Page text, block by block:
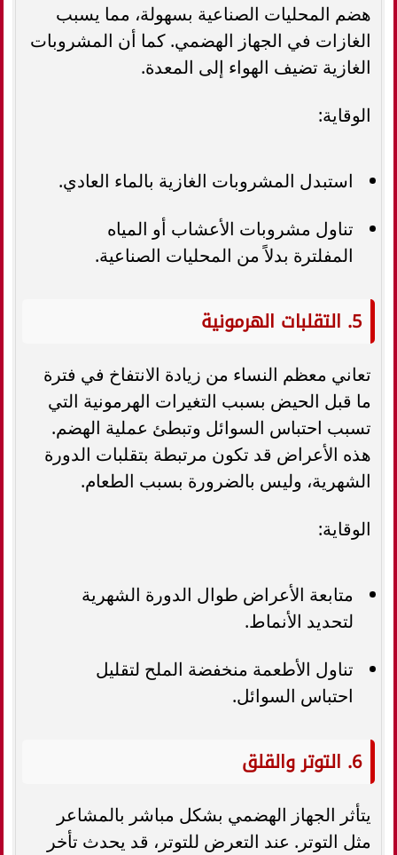
هضم المحليات الصناعية بسهولة، مما يسبب
الغازات في الجهاز الهضمي. كما أن المشروبات
الغازية تضيف الهواء إلى المعدة.
الوقاية:
استبدل المشروبات الغازية بالماء العادي.
تناول مشروبات الأعشاب أو المياه
المفلترة بدلاً من المحليات الصناعية.
5. التقلبات الهرمونية
تعاني معظم النساء من زيادة الانتفاخ في فترة
ما قبل الحيض بسبب التغيرات الهرمونية التي
تسبب احتباس السوائل وتبطئ عملية الهضم.
هذه الأعراض قد تكون مرتبطة بتقلبات الدورة
الشهرية، وليس بالضرورة بسبب الطعام.
الوقاية:
متابعة الأعراض طوال الدورة الشهرية
لتحديد الأنماط.
تناول الأطعمة منخفضة الملح لتقليل
احتباس السوائل.
6. التوتر والقلق
يتأثر الجهاز الهضمي بشكل مباشر بالمشاعر
مثل التوتر. عند التعرض للتوتر، قد يحدث تأخر